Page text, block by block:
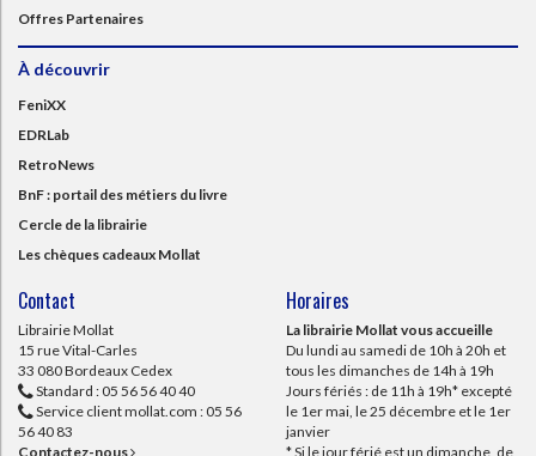
Offres Partenaires
À découvrir
FeniXX
EDRLab
RetroNews
BnF : portail des métiers du livre
Cercle de la librairie
Les chèques cadeaux Mollat
Contact
Librairie Mollat
15 rue Vital-Carles
33 080 Bordeaux Cedex
Standard : 05 56 56 40 40
Service client mollat.com : 05 56
56 40 83
Contactez-nous
Horaires
La librairie Mollat vous accueille
Du lundi au samedi de 10h à 20h et
tous les dimanches de 14h à 19h
Jours fériés : de 11h à 19h* excepté
le 1er mai, le 25 décembre et le 1er
janvier
* Si le jour férié est un dimanche, de